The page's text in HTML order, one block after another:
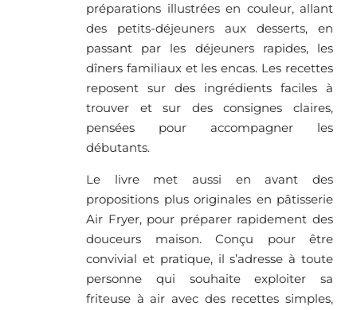
préparations illustrées en couleur, allant
des petits-déjeuners aux desserts, en
passant par les déjeuners rapides, les
dîners familiaux et les encas. Les recettes
reposent sur des ingrédients faciles à
trouver et sur des consignes claires,
pensées pour accompagner les
débutants.
Le livre met aussi en avant des
propositions plus originales en pâtisserie
Air Fryer, pour préparer rapidement des
douceurs maison. Conçu pour être
convivial et pratique, il s’adresse à toute
personne qui souhaite exploiter sa
friteuse à air avec des recettes simples,